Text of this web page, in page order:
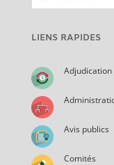
LIENS RAPIDES
Avis publics
Comités